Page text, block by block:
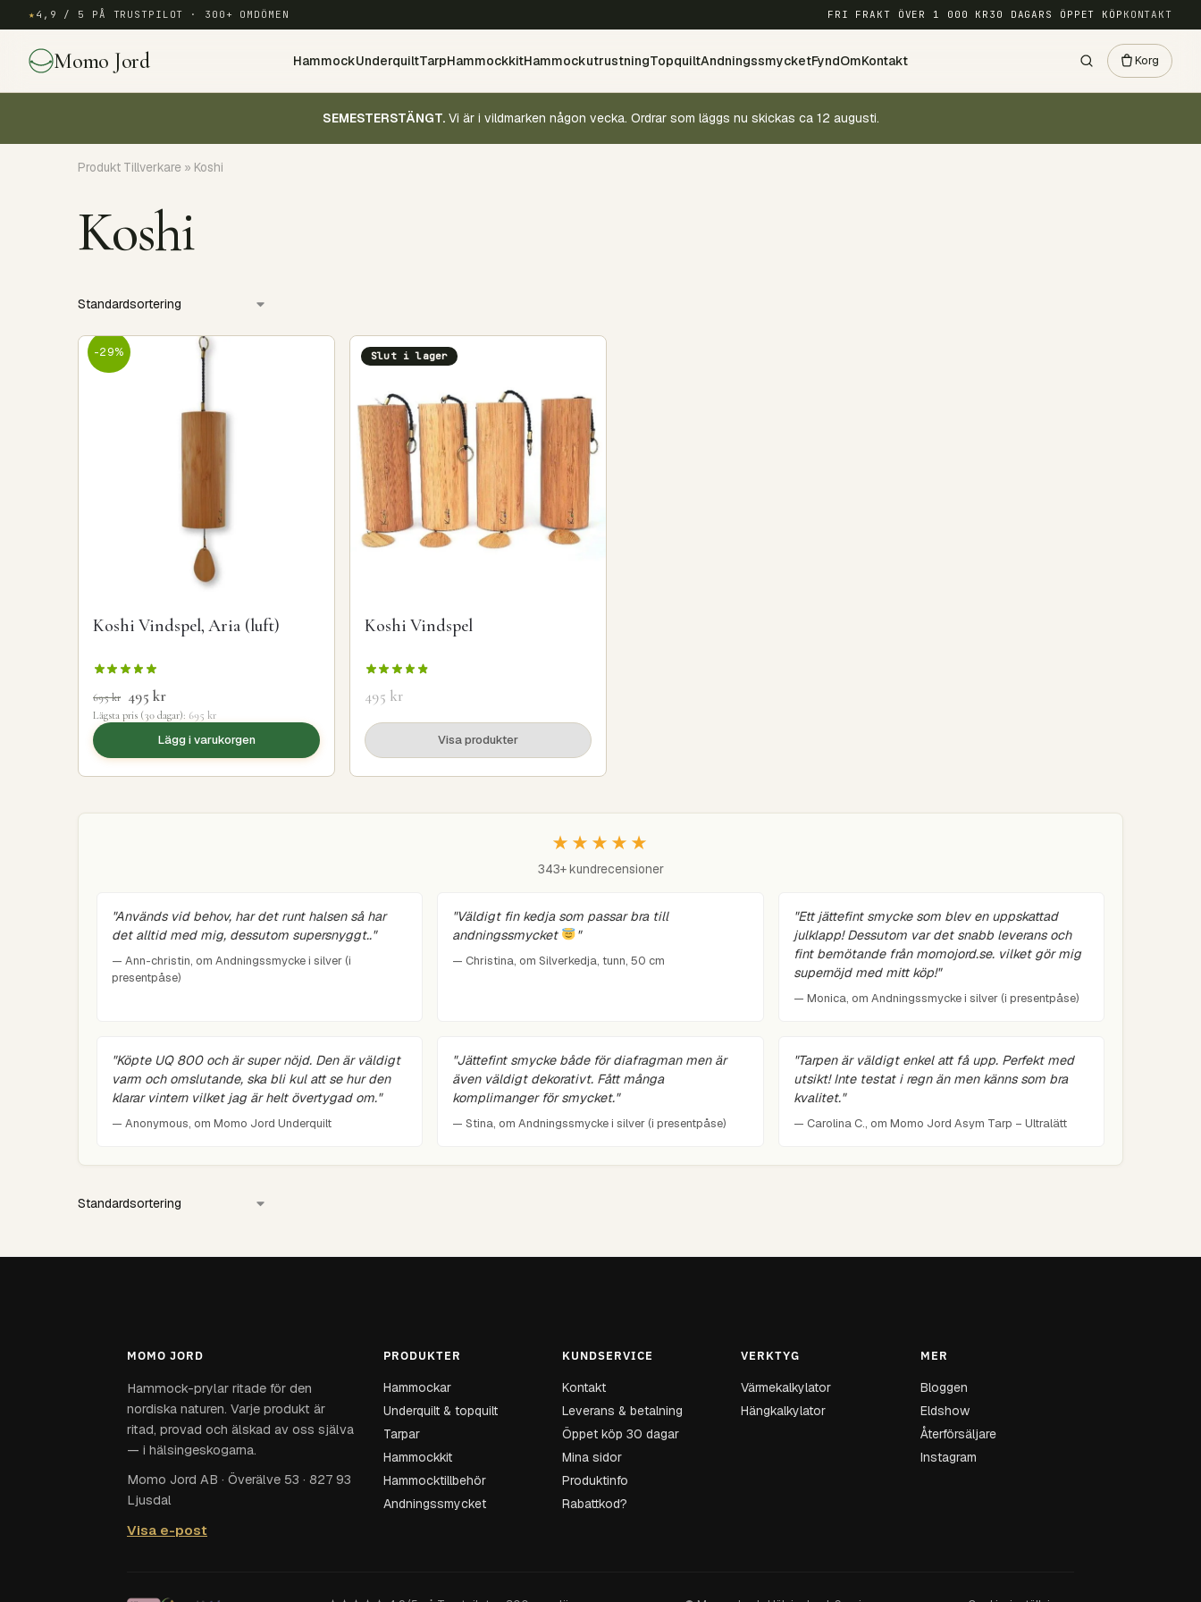
★ 4,9 / 5 PÅ TRUSTPILOT · 300+ OMDÖMEN FRI FRAKT ÖVER 1 000 KR 30 DAGARS ÖPPET KÖP KONTAKT
Momo Jord HammockUnderquiltTarpHammockkitHammockutrustningTopquiltAndningssmycketFyndOmKontakt Korg
SEMESTERSTÄNGT.Vi är i vildmarken någon vecka. Ordrar som läggs nu skickas ca 12 augusti.
Produkt Tillverkare » Koshi
Koshi
-29%
Koshi Vindspel, Aria (luft)
695kr 495 kr
Lägsta pris (30 dagar): 695 kr
Lägg i varukorgen
Slut i lager
Koshi Vindspel
495 kr
Visa produkter
★★★★★
343+ kundrecensioner
"Används vid behov, har det runt halsen så har
det alltid med mig, dessutom supersnyggt.."
— Ann-christin, om Andningssmycke i silver (i
presentpåse)
"Väldigt fin kedja som passar bra till
andningssmycket
"
— Christina, om Silverkedja, tunn, 50 cm
"Ett jättefint smycke som blev en uppskattad
julklapp! Dessutom var det snabb leverans och
fint bemötande från momojord.se. vilket gör mig
supernöjd med mitt köp!"
— Monica, om Andningssmycke i silver (i presentpåse)
"Köpte UQ 800 och är super nöjd. Den är väldigt
varm och omslutande, ska bli kul att se hur den
klarar vintern vilket jag är helt övertygad om."
— Anonymous, om Momo Jord Underquilt
"Jättefint smycke både för diafragman men är
även väldigt dekorativt. Fått många
komplimanger för smycket."
— Stina, om Andningssmycke i silver (i presentpåse)
"Tarpen är väldigt enkel att få upp. Perfekt med
utsikt! Inte testat i regn än men känns som bra
kvalitet."
— Carolina C., om Momo Jord Asym Tarp – Ultralätt
MOMO JORD
Hammock-prylar ritade för den
nordiska naturen. Varje produkt är
ritad, provad och älskad av oss själva
— i hälsingeskogarna.
Momo Jord AB · Överälve 53 · 827 93
Ljusdal
Visa e-post
PRODUKTER
Hammockar
Underquilt & topquilt
Tarpar
Hammockkit
Hammocktillbehör
Andningssmycket
KUNDSERVICE
Kontakt
Leverans & betalning
Öppet köp 30 dagar
Mina sidor
Produktinfo
Rabattkod?
VERKTYG
Värmekalkylator
Hängkalkylator
MER
Bloggen
Eldshow
Återförsäljare
Instagram